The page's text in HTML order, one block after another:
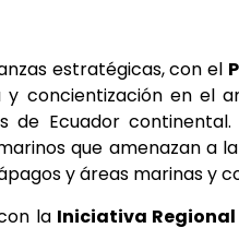
estratégicas, con el
concientización en el
de Ecuador
que amenazan a
y áreas marinas y
la Iniciativa Regional